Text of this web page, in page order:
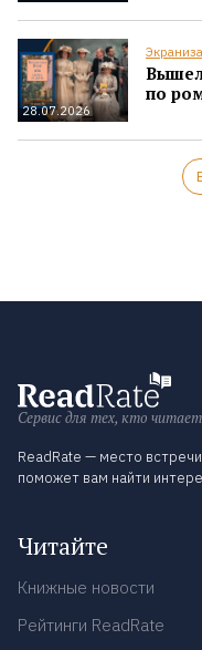
28.07.2026
по
Сервис для тех, кто
ReadRate — место
поможет вам найти
Читайте
Книжные новости
Рейтинги ReadRate